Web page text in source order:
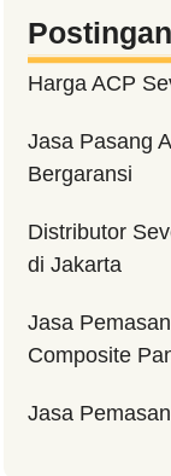
Harga ACP
Jasa Pasang
Bergaransi
Distributor
di Jakarta
Jasa
Composite
Jasa